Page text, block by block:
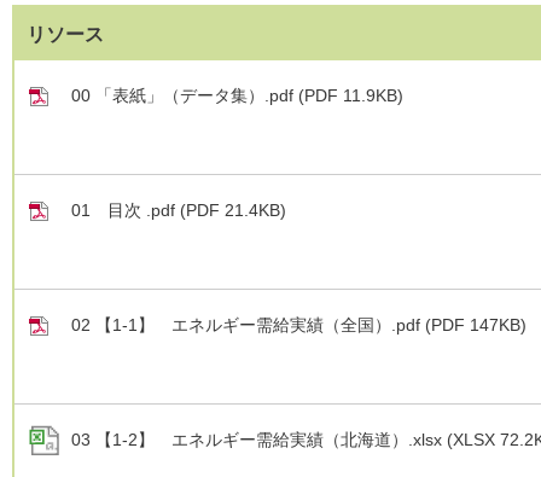
リソース
00 「表紙」（データ集）.pdf (PDF 11.9KB)
01 目次 .pdf (PDF 21.4KB)
02 【1-1】 エネルギー需給実績（全国）.pdf (PDF 147KB)
03 【1-2】 エネルギー需給実績（北海道）.xlsx (XLSX